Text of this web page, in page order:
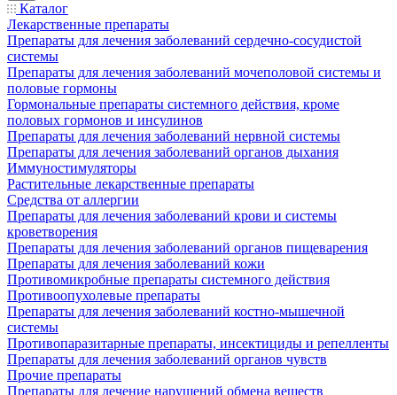
Каталог
Лекарственные препараты
Препараты для лечения заболеваний сердечно-сосудистой
системы
Препараты для лечения заболеваний мочеполовой системы и
половые гормоны
Гормональные препараты системного действия, кроме
половых гормонов и инсулинов
Препараты для лечения заболеваний нервной системы
Препараты для лечения заболеваний органов дыхания
Иммуностимуляторы
Растительные лекарственные препараты
Средства от аллергии
Препараты для лечения заболеваний крови и системы
кроветворения
Препараты для лечения заболеваний органов пищеварения
Препараты для лечения заболеваний кожи
Противомикробные препараты системного действия
Противоопухолевые препараты
Препараты для лечения заболеваний костно-мышечной
системы
Противопаразитарные препараты, инсектициды и репелленты
Препараты для лечения заболеваний органов чувств
Прочие препараты
Препараты для лечение нарушений обмена веществ